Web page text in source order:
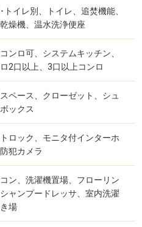
トイレ別、トイレ、追焚機能、
燥機、温水洗浄便座
ンロ可、システムキッチン、
2口以上、3口以上コンロ
ペース、クローゼット、シュ
ックス
ロック、モニタ付インターホ
犯カメラ
ン、洗濯機置場、フローリン
ャンプードレッサ、室内洗濯
場